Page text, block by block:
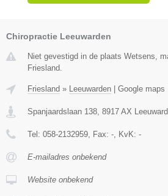
Chiropractie Leeuwarden
Niet gevestigd in de plaats Wetsens,
Friesland.
Friesland » Leeuwarden | Google maps
Spanjaardslaan 138 8917 AX
Tel: 058-2132959 , Fax: - , KvK: -
E-mailadres onbekend
Website onbekend